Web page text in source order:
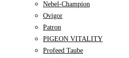
Nebel-Champion
Ovigor
Patron
PIGEON VITALITY
Profeed Taube